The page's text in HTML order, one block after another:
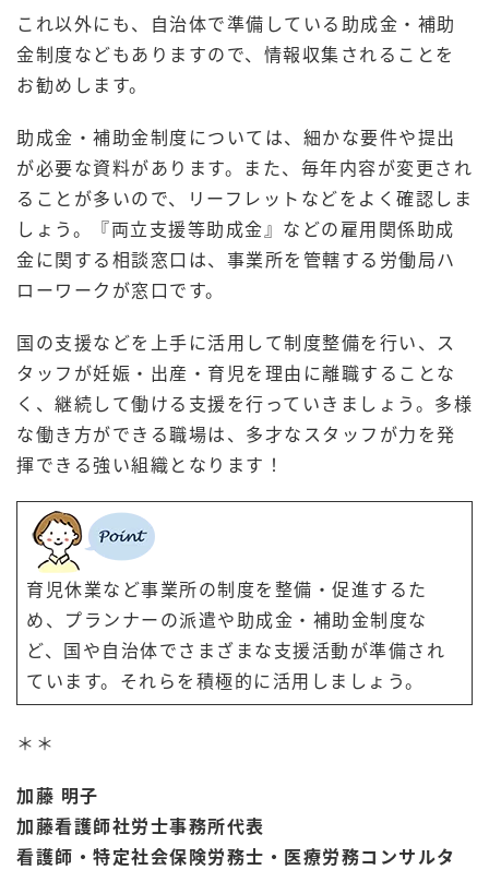
これ以外にも、自治体で準備している助成金・補助
金制度などもありますので、情報収集されることを
お勧めします。
助成金・補助金制度については、細かな要件や提出
が必要な資料があります。また、毎年内容が変更され
ることが多いので、リーフレットなどをよく確認しま
しょう。『両立支援等助成金』などの雇用関係助成
金に関する相談窓口は、事業所を管轄する労働局ハ
ローワークが窓口です。
国の支援などを上手に活用して制度整備を行い、ス
タッフが妊娠・出産・育児を理由に離職することな
く、継続して働ける支援を行っていきましょう。多様
な働き方ができる職場は、多才なスタッフが力を発
揮できる強い組織となります！
育児休業など事業所の制度を整備・促進するた
め、プランナーの派遣や助成金・補助金制度な
ど、国や自治体でさまざまな支援活動が準備され
ています。それらを積極的に活用しましょう。
＊＊
加藤 明子
加藤看護師社労士事務所代表
看護師・特定社会保険労務士・医療労務コンサルタ